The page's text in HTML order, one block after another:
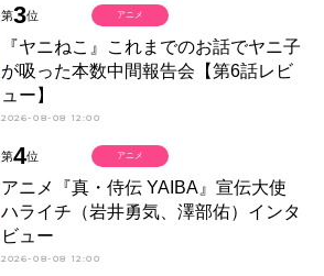
第3位
『ヤニねこ』これまでのお話でヤニ子
が吸った本数中間報告会【第6話レビ
ュー】
2026-08-08 12:00
アニメ
第4位
アニメ『真・侍伝 YAIBA』宣伝大使
ハライチ（岩井勇気、澤部佑）インタ
ビュー
2026-08-08 12:00
アニメ